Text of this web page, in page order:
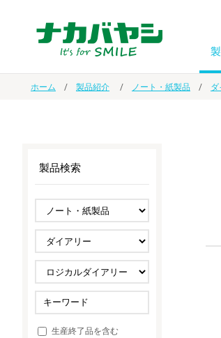
スマートフォン・
タブレット関連
防災・
セキュリティ用品
オーダー手帳・ノベルティ制作
ドキュメントスキャニングサービ
導入事例
IR情報
サステナビリティ
ホーム 製品紹介 ノート・紙製品 ダ
製品検索
生産終了品を含む